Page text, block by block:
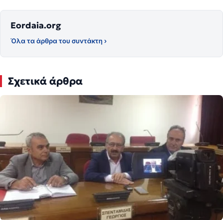
Eordaia.org
Όλα τα άρθρα του συντάκτη ›
Σχετικά άρθρα